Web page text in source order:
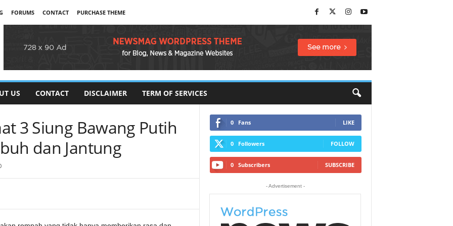
FORUMS CONTACT
PURCHASE THEME
US CONTACT DISCLAIMER TERM OF SERVICES
3 Siung Bawang Putih
dan Jantung
0 Fans LIKE
0 Followers FOLLOW
0 Subscribers SUBSCRIBE
- Advertisement -